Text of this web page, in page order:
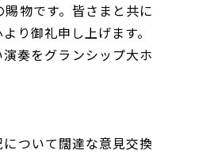
物です。皆さまと共に
り御礼申し上げます。
奏をグランシップ大ホ
ついて闊達な意見交換